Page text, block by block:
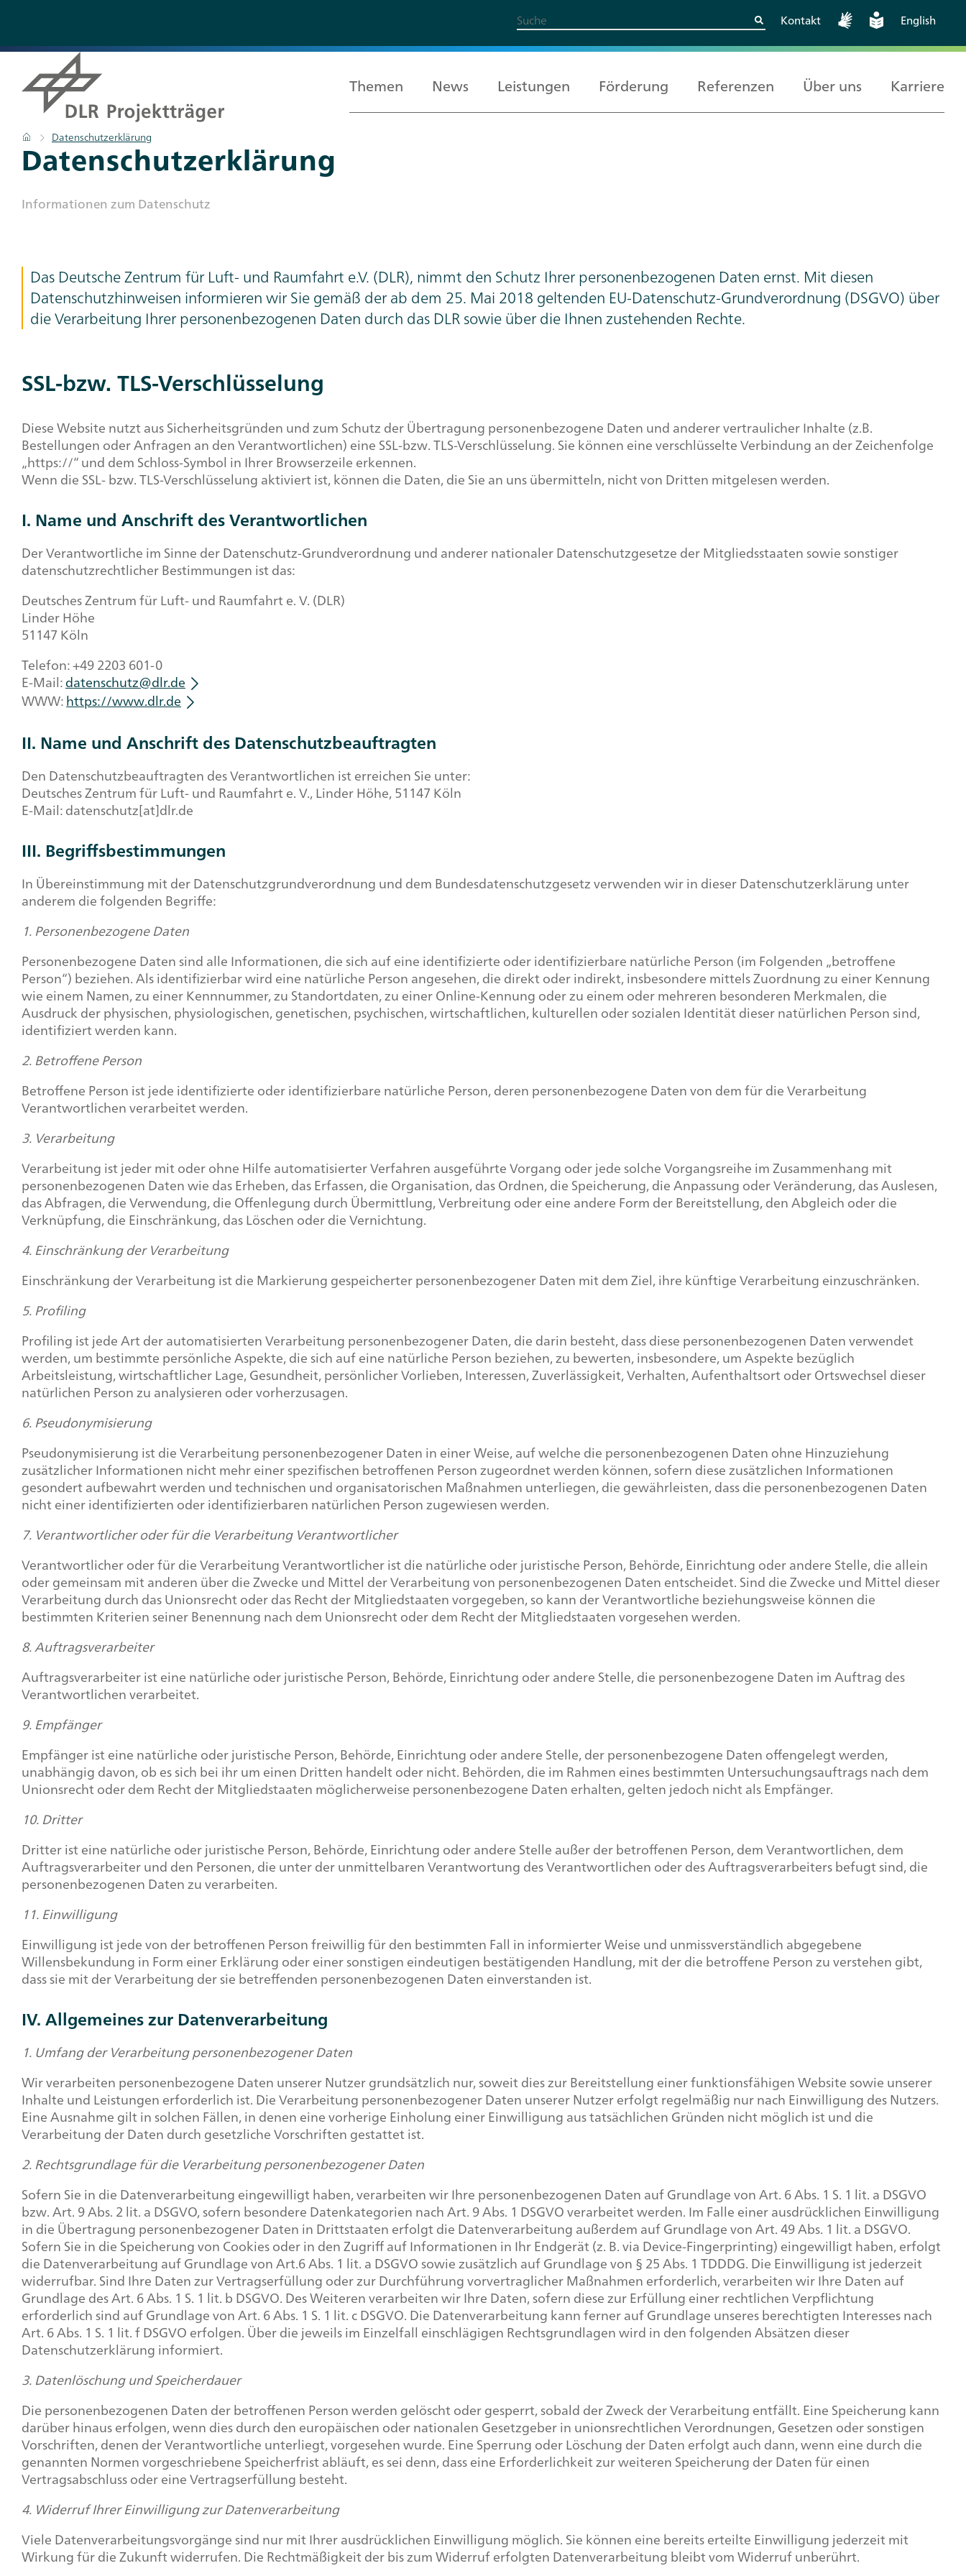
Inhalt
Kontakt English
Themen News Leistungen Förderung Referenzen Über uns Karriere
Pfadnavigation
Startseite
Datenschutzerklärung
Titel
Datenschutzerklärung
Subtitle
In­for­ma­tio­nen zum Da­ten­schutz
Teaser
Text
Das Deutsche Zentrum für Luft- und Raumfahrt e.V. (DLR), nimmt den Schutz Ihrer personenbezogenen Daten ernst. Mit diesen
Datenschutzhinweisen informieren wir Sie gemäß der ab dem 25. Mai 2018 geltenden EU-Datenschutz-Grundverordnung (DSGVO) über
die Verarbeitung Ihrer personenbezogenen Daten durch das DLR sowie über die Ihnen zustehenden Rechte.
Headline,
Text
Image
SSL-bzw. TLS-Verschlüsselung
Diese Website nutzt aus Sicherheitsgründen und zum Schutz der Übertragung personenbezogene Daten und anderer vertraulicher Inhalte (z.B.
Bestellungen oder Anfragen an den Verantwortlichen) eine SSL-bzw. TLS-Verschlüsselung. Sie können eine verschlüsselte Verbindung an der Zeichenfolge
„https://“ und dem Schloss-Symbol in Ihrer Browserzeile erkennen.
Wenn die SSL- bzw. TLS-Verschlüsselung aktiviert ist, können die Daten, die Sie an uns übermitteln, nicht von Dritten mitgelesen werden.
I. Name und Anschrift des Verantwortlichen
Der Verantwortliche im Sinne der Datenschutz-Grundverordnung und anderer nationaler Datenschutzgesetze der Mitgliedsstaaten sowie sonstiger
datenschutzrechtlicher Bestimmungen ist das:
Deutsches Zentrum für Luft- und Raumfahrt e. V. (DLR)
Linder Höhe
51147 Köln
Telefon: +49 2203 601-0
E-Mail:datenschutz@dlr.de
WWW:https://www.dlr.de
II. Name und Anschrift des Datenschutzbeauftragten
Den Datenschutzbeauftragten des Verantwortlichen ist erreichen Sie unter:
Deutsches Zentrum für Luft- und Raumfahrt e. V., Linder Höhe, 51147 Köln
E-Mail: datenschutz[at]dlr.de
III. Begriffsbestimmungen
In Übereinstimmung mit der Datenschutzgrundverordnung und dem Bundesdatenschutzgesetz verwenden wir in dieser Datenschutzerklärung unter
anderem die folgenden Begriffe:
1. Personenbezogene Daten
Personenbezogene Daten sind alle Informationen, die sich auf eine identifizierte oder identifizierbare natürliche Person (im Folgenden „betroffene
Person“) beziehen. Als identifizierbar wird eine natürliche Person angesehen, die direkt oder indirekt, insbesondere mittels Zuordnung zu einer Kennung
wie einem Namen, zu einer Kennnummer, zu Standortdaten, zu einer Online-Kennung oder zu einem oder mehreren besonderen Merkmalen, die
Ausdruck der physischen, physiologischen, genetischen, psychischen, wirtschaftlichen, kulturellen oder sozialen Identität dieser natürlichen Person sind,
identifiziert werden kann.
2. Betroffene Person
Betroffene Person ist jede identifizierte oder identifizierbare natürliche Person, deren personenbezogene Daten von dem für die Verarbeitung
Verantwortlichen verarbeitet werden.
3. Verarbeitung
Verarbeitung ist jeder mit oder ohne Hilfe automatisierter Verfahren ausgeführte Vorgang oder jede solche Vorgangsreihe im Zusammenhang mit
personenbezogenen Daten wie das Erheben, das Erfassen, die Organisation, das Ordnen, die Speicherung, die Anpassung oder Veränderung, das Auslesen,
das Abfragen, die Verwendung, die Offenlegung durch Übermittlung, Verbreitung oder eine andere Form der Bereitstellung, den Abgleich oder die
Verknüpfung, die Einschränkung, das Löschen oder die Vernichtung.
4. Einschränkung der Verarbeitung
Einschränkung der Verarbeitung ist die Markierung gespeicherter personenbezogener Daten mit dem Ziel, ihre künftige Verarbeitung einzuschränken.
5. Profiling
Profiling ist jede Art der automatisierten Verarbeitung personenbezogener Daten, die darin besteht, dass diese personenbezogenen Daten verwendet
werden, um bestimmte persönliche Aspekte, die sich auf eine natürliche Person beziehen, zu bewerten, insbesondere, um Aspekte bezüglich
Arbeitsleistung, wirtschaftlicher Lage, Gesundheit, persönlicher Vorlieben, Interessen, Zuverlässigkeit, Verhalten, Aufenthaltsort oder Ortswechsel dieser
natürlichen Person zu analysieren oder vorherzusagen.
6. Pseudonymisierung
Pseudonymisierung ist die Verarbeitung personenbezogener Daten in einer Weise, auf welche die personenbezogenen Daten ohne Hinzuziehung
zusätzlicher Informationen nicht mehr einer spezifischen betroffenen Person zugeordnet werden können, sofern diese zusätzlichen Informationen
gesondert aufbewahrt werden und technischen und organisatorischen Maßnahmen unterliegen, die gewährleisten, dass die personenbezogenen Daten
nicht einer identifizierten oder identifizierbaren natürlichen Person zugewiesen werden.
7. Verantwortlicher oder für die Verarbeitung Verantwortlicher
Verantwortlicher oder für die Verarbeitung Verantwortlicher ist die natürliche oder juristische Person, Behörde, Einrichtung oder andere Stelle, die allein
oder gemeinsam mit anderen über die Zwecke und Mittel der Verarbeitung von personenbezogenen Daten entscheidet. Sind die Zwecke und Mittel dieser
Verarbeitung durch das Unionsrecht oder das Recht der Mitgliedstaaten vorgegeben, so kann der Verantwortliche beziehungsweise können die
bestimmten Kriterien seiner Benennung nach dem Unionsrecht oder dem Recht der Mitgliedstaaten vorgesehen werden.
8. Auftragsverarbeiter
Auftragsverarbeiter ist eine natürliche oder juristische Person, Behörde, Einrichtung oder andere Stelle, die personenbezogene Daten im Auftrag des
Verantwortlichen verarbeitet.
9. Empfänger
Empfänger ist eine natürliche oder juristische Person, Behörde, Einrichtung oder andere Stelle, der personenbezogene Daten offengelegt werden,
unabhängig davon, ob es sich bei ihr um einen Dritten handelt oder nicht. Behörden, die im Rahmen eines bestimmten Untersuchungsauftrags nach dem
Unionsrecht oder dem Recht der Mitgliedstaaten möglicherweise personenbezogene Daten erhalten, gelten jedoch nicht als Empfänger.
10. Dritter
Dritter ist eine natürliche oder juristische Person, Behörde, Einrichtung oder andere Stelle außer der betroffenen Person, dem Verantwortlichen, dem
Auftragsverarbeiter und den Personen, die unter der unmittelbaren Verantwortung des Verantwortlichen oder des Auftragsverarbeiters befugt sind, die
personenbezogenen Daten zu verarbeiten.
11. Einwilligung
Einwilligung ist jede von der betroffenen Person freiwillig für den bestimmten Fall in informierter Weise und unmissverständlich abgegebene
Willensbekundung in Form einer Erklärung oder einer sonstigen eindeutigen bestätigenden Handlung, mit der die betroffene Person zu verstehen gibt,
dass sie mit der Verarbeitung der sie betreffenden personenbezogenen Daten einverstanden ist.
IV. Allgemeines zur Datenverarbeitung
1. Umfang der Verarbeitung personenbezogener Daten
Wir verarbeiten personenbezogene Daten unserer Nutzer grundsätzlich nur, soweit dies zur Bereitstellung einer funktionsfähigen Website sowie unserer
Inhalte und Leistungen erforderlich ist. Die Verarbeitung personenbezogener Daten unserer Nutzer erfolgt regelmäßig nur nach Einwilligung des Nutzers.
Eine Ausnahme gilt in solchen Fällen, in denen eine vorherige Einholung einer Einwilligung aus tatsächlichen Gründen nicht möglich ist und die
Verarbeitung der Daten durch gesetzliche Vorschriften gestattet ist.
2. Rechtsgrundlage für die Verarbeitung personenbezogener Daten
Sofern Sie in die Datenverarbeitung eingewilligt haben, verarbeiten wir Ihre personenbezogenen Daten auf Grundlage von Art. 6 Abs. 1 S. 1 lit. a DSGVO
bzw. Art. 9 Abs. 2 lit. a DSGVO, sofern besondere Datenkategorien nach Art. 9 Abs. 1 DSGVO verarbeitet werden. Im Falle einer ausdrücklichen Einwilligung
in die Übertragung personenbezogener Daten in Drittstaaten erfolgt die Datenverarbeitung außerdem auf Grundlage von Art. 49 Abs. 1 lit. a DSGVO.
Sofern Sie in die Speicherung von Cookies oder in den Zugriff auf Informationen in Ihr Endgerät (z. B. via Device-Fingerprinting) eingewilligt haben, erfolgt
die Datenverarbeitung auf Grundlage von Art.6 Abs. 1 lit. a DSGVO sowie zusätzlich auf Grundlage von § 25 Abs. 1 TDDDG. Die Einwilligung ist jederzeit
widerrufbar. Sind Ihre Daten zur Vertragserfüllung oder zur Durchführung vorvertraglicher Maßnahmen erforderlich, verarbeiten wir Ihre Daten auf
Grundlage des Art. 6 Abs. 1 S. 1 lit. b DSGVO. Des Weiteren verarbeiten wir Ihre Daten, sofern diese zur Erfüllung einer rechtlichen Verpflichtung
erforderlich sind auf Grundlage von Art. 6 Abs. 1 S. 1 lit. c DSGVO. Die Datenverarbeitung kann ferner auf Grundlage unseres berechtigten Interesses nach
Art. 6 Abs. 1 S. 1 lit. f DSGVO erfolgen. Über die jeweils im Einzelfall einschlägigen Rechtsgrundlagen wird in den folgenden Absätzen dieser
Datenschutzerklärung informiert.
3. Datenlöschung und Speicherdauer
Die personenbezogenen Daten der betroffenen Person werden gelöscht oder gesperrt, sobald der Zweck der Verarbeitung entfällt. Eine Speicherung kann
darüber hinaus erfolgen, wenn dies durch den europäischen oder nationalen Gesetzgeber in unionsrechtlichen Verordnungen, Gesetzen oder sonstigen
Vorschriften, denen der Verantwortliche unterliegt, vorgesehen wurde. Eine Sperrung oder Löschung der Daten erfolgt auch dann, wenn eine durch die
genannten Normen vorgeschriebene Speicherfrist abläuft, es sei denn, dass eine Erforderlichkeit zur weiteren Speicherung der Daten für einen
Vertragsabschluss oder eine Vertragserfüllung besteht.
4. Widerruf Ihrer Einwilligung zur Datenverarbeitung
Viele Datenverarbeitungsvorgänge sind nur mit Ihrer ausdrücklichen Einwilligung möglich. Sie können eine bereits erteilte Einwilligung jederzeit mit
Wirkung für die Zukunft widerrufen. Die Rechtmäßigkeit der bis zum Widerruf erfolgten Datenverarbeitung bleibt vom Widerruf unberührt.